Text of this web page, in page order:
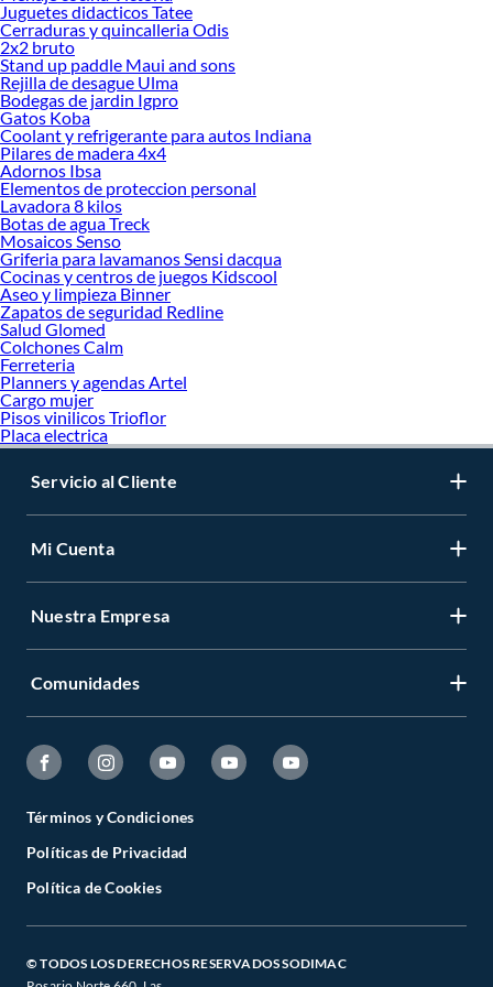
Juguetes didacticos Tatee
Cerraduras y quincalleria Odis
2x2 bruto
Stand up paddle Maui and sons
Rejilla de desague Ulma
Bodegas de jardin Igpro
Gatos Koba
Coolant y refrigerante para autos Indiana
Pilares de madera 4x4
Adornos Ibsa
Elementos de proteccion personal
Lavadora 8 kilos
Botas de agua Treck
Mosaicos Senso
Griferia para lavamanos Sensi dacqua
Cocinas y centros de juegos Kidscool
Aseo y limpieza Binner
Zapatos de seguridad Redline
Salud Glomed
Colchones Calm
Ferreteria
Planners y agendas Artel
Cargo mujer
Pisos vinilicos Trioflor
Placa electrica
Servicio al Cliente
Mi Cuenta
Nuestra Empresa
Comunidades
Términos y Condiciones
Políticas de Privacidad
Política de Cookies
© TODOS LOS DERECHOS RESERVADOS SODIMAC